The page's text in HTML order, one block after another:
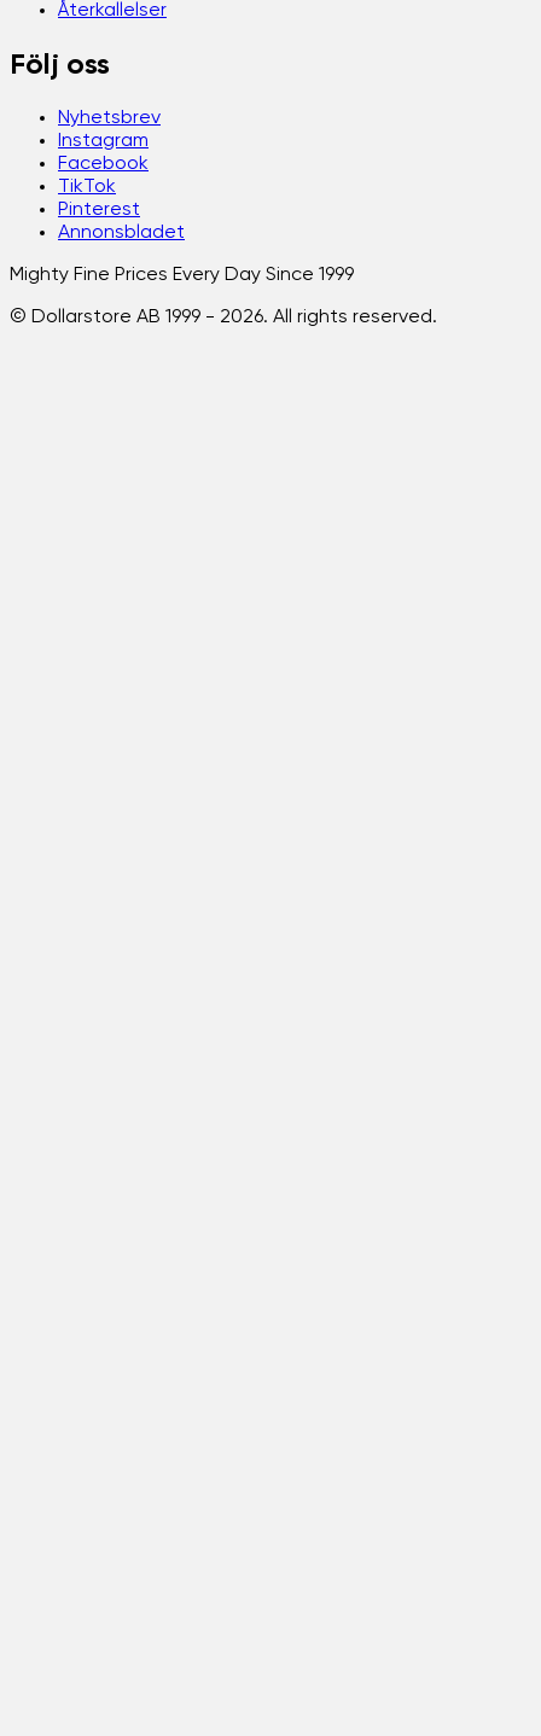
Återkallelser
Följ oss
Nyhetsbrev
Instagram
Facebook
TikTok
Pinterest
Annonsbladet
Mighty Fine Prices Every Day Since 1999
© Dollarstore AB 1999 - 2026. All rights reserved.